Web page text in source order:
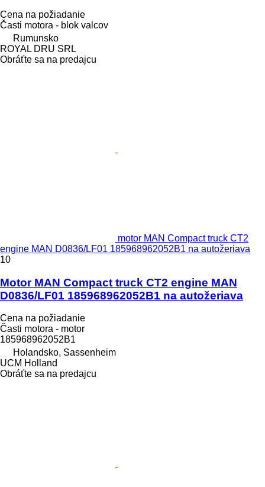
Cena na požiadanie
Časti motora - blok valcov
Rumunsko
ROYAL DRU SRL
Obráťte sa na predajcu
motor MAN Compact truck CT2
engine MAN D0836/LF01 185968962052B1 na autožeriava
10
Motor MAN Compact truck CT2 engine MAN
D0836/LF01 185968962052B1 na autožeriava
Cena na požiadanie
Časti motora - motor
185968962052B1
Holandsko, Sassenheim
UCM Holland
Obráťte sa na predajcu